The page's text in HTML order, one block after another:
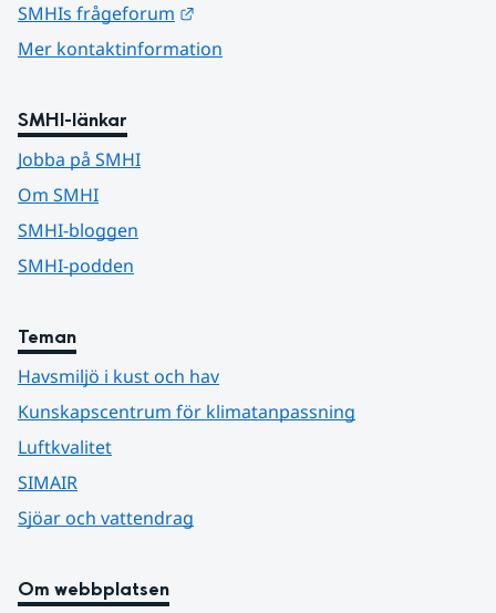
SMHIs frågeforum
Mer kontaktinformation
SMHI-länkar
Jobba på SMHI
Om SMHI
SMHI-bloggen
SMHI-podden
Teman
Havsmiljö i kust och hav
Kunskapscentrum för klimatanpassning
Luftkvalitet
SIMAIR
Sjöar och vattendrag
Om webbplatsen